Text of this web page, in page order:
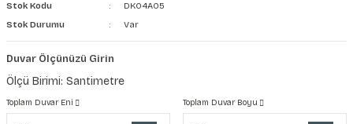
Stok Kodu
DK04A05
Stok Durumu
Var
Duvar Ölçünüzü Girin
Ölçü Birimi: Santimetre
Toplam Duvar Eni Toplam Duvar Boyu